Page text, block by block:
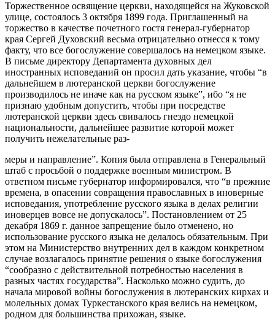
Торжественное освящение церкви, находящейся на Жуковской
улице, состоялось 3 октября 1899 года. Приглашенный на
торжество в качестве почетного гостя генерал-губернатор
края Сергей Духовский весьма отрицательно отнесся к тому
факту, что все богослужение совершалось на немецком языке.
В письме директору Департамента духовных дел
иностранных исповеданий он просил дать указание, чтобы “в
дальнейшем в лютеранской церкви богослужение
производилось не иначе как на русском языке”, ибо “я не
признаю удобным допустить, чтобы при посредстве
лютеранской церкви здесь свивалось гнездо немецкой
национальности, дальнейшее развитие которой может
получить нежелательные раз-
меры и направление”. Копия была отправлена в Генеральный
штаб с просьбой о поддержке военным министром. В
ответном письме губернатор информировался, что “в прежние
времена, в опасении совращения православных в иноверные
исповедания, употребление русского языка в делах религии
иноверцев вовсе не допускалось”. Постановлением от 25
декабря 1869 г. данное запрещение было отменено, но
использование русского языка не делалось обязательным. При
этом на Министерство внутренних дел в каждом конкретном
случае возлагалось принятие решения о языке богослужения
“сообразно с действительной потребностью населения в
разных частях государства”. Насколько можно судить, до
начала мировой войны богослужения в лютеранских кирхах и
молельных домах Туркестанского края велись на немецком,
родном для большинства прихожан, языке.